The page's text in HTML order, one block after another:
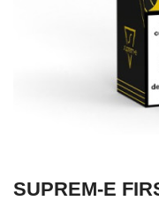
SUPREM-E